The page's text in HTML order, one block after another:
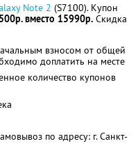
Note 2 (S7100). Купон
вместо 15990р. Скидка
взносом от общей
доплатить на месте
количество купонов
по адресу: г. Санкт-